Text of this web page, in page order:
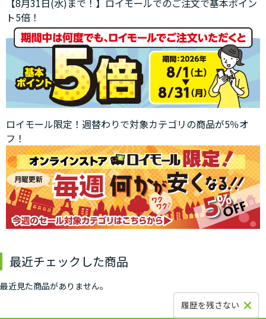
【8月31日(水)まで！】ロイモールでのご注文で基本ポイン
ト5倍！
ロイモール限定！週替わりで対象カテゴリの商品が5％オ
フ！
最近チェックした商品
最近見た商品がありません。
履歴を残さない